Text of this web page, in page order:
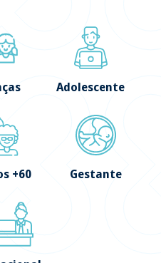
Adolescente
+60 Gestante